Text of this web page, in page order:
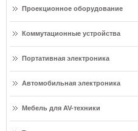
Проекционное оборудование
Коммутационные устройства
Портативная электроника
Автомобильная электроника
Мебель для AV-техники